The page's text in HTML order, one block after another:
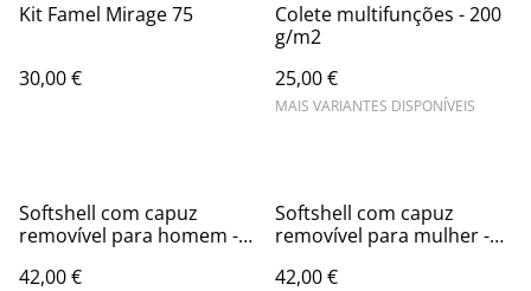
Kit Famel Mirage 75
30,00 €
Colete multifunções - 200
g/m2
25,00 €
MAIS VARIANTES DISPONÍVEIS
Softshell com capuz
removível para homem -
42,00 €
Softshell com capuz
removível para mulher -
42,00 €